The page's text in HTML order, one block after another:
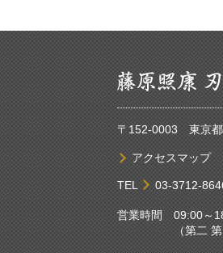
〒152-0003 東京都
アクセスマップ
TEL 03-3712-
営業時間 09:00～
（第二 第四土